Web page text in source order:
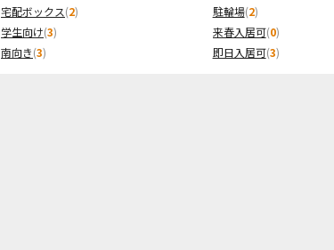
宅配ボックス(2) 駐輪場(2)
学生向け(3) 来春入居可(0)
南向き(3) 即日入居可(3)